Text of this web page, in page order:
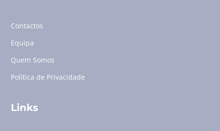
Contactos
Equipa
Quem Somos
Política de Privacidade
Links